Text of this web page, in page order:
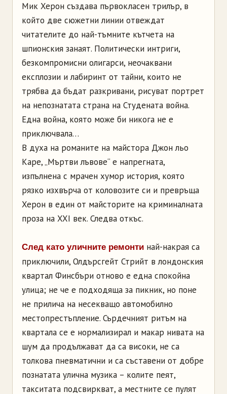
Мик Херон създава първокласен трилър, в
който две сюжетни линии отвеждат
читателите до най-тъмните кътчета на
шпионския занаят. Политически интриги,
безкомпромисни олигарси, неочаквани
експлозии и лабиринт от тайни, които не
трябва да бъдат разкривани, рисуват портрет
на непознатата страна на Студената война.
Една война, която може би никога не е
приключвала…
В духа на романите на майстора Джон льо
Каре, „Мъртви лъвове“ е напрегната,
изпълнена с мрачен хумор история, която
рязко изхвърча от коловозите си и превръща
Херон в един от майсторите на криминалната
проза на XXI век. Следва откъс.
След като уличните ремонти най-накрая са
приключили, Олдърсгейт Стрийт в лондонския
квартал Финсбъри отново е една спокойна
улица; не че е подходяща за пикник, но поне
не прилича на несекващо автомобилно
местопрестъпление. Сърдечният ритъм на
квартала се е нормализирал и макар нивата на
шум да продължават да са високи, не са
толкова пневматични и са съставени от добре
познатата улична музика – колите пеят,
такситата подсвиркват, а местните се пулят